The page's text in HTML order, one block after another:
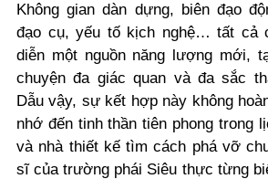
Không gian dàn dựng, biên đạo
đạo cụ, yếu tố kịch nghệ… tất cả
diễn một nguồn năng lượng mới,
chuyện đa giác quan và đa sắc
Dẫu vậy, sự kết hợp này không
nhớ đến tinh thần tiên phong trong
và nhà thiết kế tìm cách phá vỡ
sĩ của trường phái Siêu thực từng